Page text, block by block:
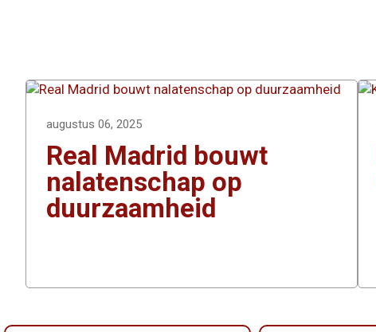
augustus 06, 2025
Real Madrid bouwt
nalatenschap op
duurzaamheid